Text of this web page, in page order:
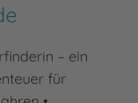
– ein
für